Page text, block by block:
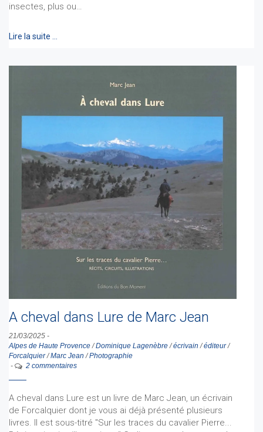
insectes, plus ou…
Lire la suite …
A cheval dans Lure de Marc Jean
21/03/2025 -
Alpes de Haute Provence/Dominique Lagenèbre/écrivain /éditeur/
Forcalquier/Marc Jean /Photographie
-
2 commentaires
A cheval dans Lure est un livre de Marc Jean, un écrivain
de Forcalquier dont je vous ai déjà présenté plusieurs
livres. Il est sous-titré "Sur les traces du cavalier Pierre...